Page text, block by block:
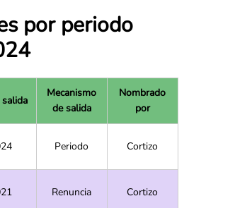
por periodo
salida
Mecanismo
de salida
Nombrado
por
Periodo Cortizo
Renuncia Cortizo